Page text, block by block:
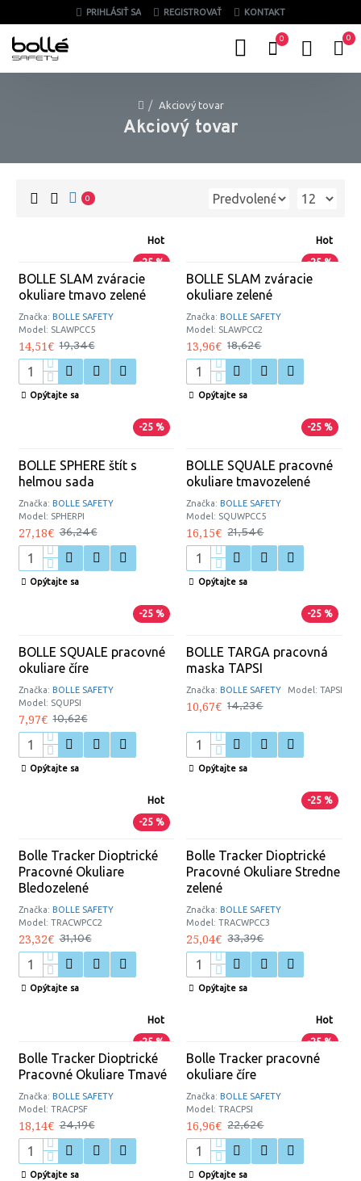
PRIHLÁSIŤ SA REGISTROVAŤ KONTAKT
0 0
Akciový tovar
Akciový tovar
0
Hot
-25 %
Značka: BOLLE SAFETY
Model: SLAWPCC5
BOLLE SLAM zváracie
okuliare tmavo zelené
14,51€ 19,34€
Opýtajte sa
Hot
-25 %
Značka: BOLLE SAFETY
Model: SLAWPCC2
BOLLE SLAM zváracie
okuliare zelené
13,96€ 18,62€
Opýtajte sa
-25 %
Značka: BOLLE SAFETY
Model: SPHERPI
BOLLE SPHERE štít s
helmou sada
27,18€ 36,24€
Opýtajte sa
-25 %
Značka: BOLLE SAFETY
Model: SQUWPCC5
BOLLE SQUALE pracovné
okuliare tmavozelené
16,15€ 21,54€
Opýtajte sa
-25 %
Značka: BOLLE SAFETY
Model: SQUPSI
BOLLE SQUALE pracovné
okuliare číre
7,97€ 10,62€
Opýtajte sa
-25 %
Značka: BOLLE SAFETY Model: TAPSI
BOLLE TARGA pracovná
maska TAPSI
10,67€ 14,23€
Opýtajte sa
Hot
-25 %
Značka: BOLLE SAFETY
Model: TRACWPCC2
Bolle Tracker Dioptrické
Pracovné Okuliare
Bledozelené
23,32€ 31,10€
Opýtajte sa
-25 %
Značka: BOLLE SAFETY
Model: TRACWPCC3
Bolle Tracker Dioptrické
Pracovné Okuliare Stredne
zelené
25,04€ 33,39€
Opýtajte sa
Hot
-25 %
Značka: BOLLE SAFETY
Model: TRACPSF
Bolle Tracker Dioptrické
Pracovné Okuliare Tmavé
18,14€ 24,19€
Opýtajte sa
Hot
-25 %
Značka: BOLLE SAFETY
Model: TRACPSI
Bolle Tracker pracovné
okuliare číre
16,96€ 22,62€
Opýtajte sa